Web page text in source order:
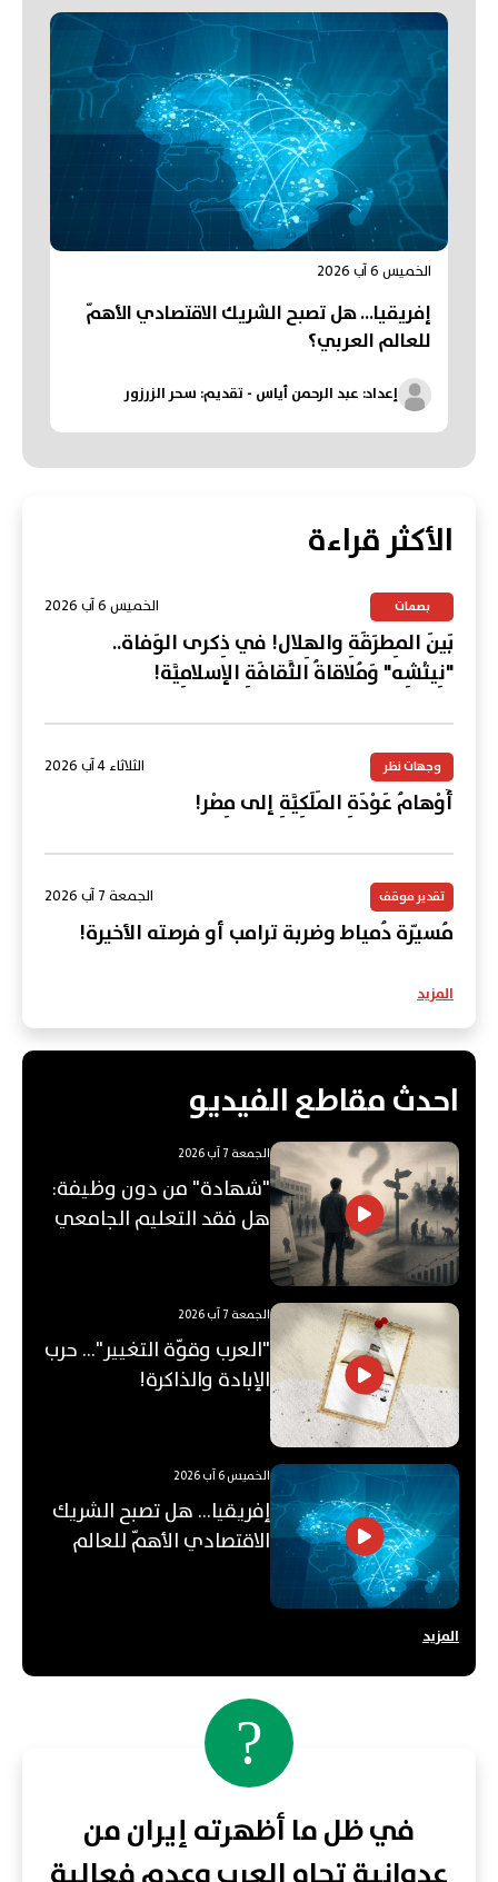
الخميس 6 آب 2026
إفريقيا... هل تصبح الشريك الاقتصادي الأهمّ
للعالم العربي؟
إعداد: عبد الرحمن أياس - تقديم: سحر الزرزور
الأكثر قراءة
بصمات الخميس 6 آب 2026
بَينَ المِطرَقَةِ والهِلال! في ذِكرى الوَفاة..
"نِيتْشِه" وَمُلاقاةُ الثَّقافَةِ الإسلامِيَّة!
وجهات نظر الثلاثاء 4 آب 2026
أَوْهامُ عَوْدَةِ المَلَكِيَّةِ إلى مِصْر!
تقدير موقف الجمعة 7 آب 2026
مُسيّرة دُمياط وضربة ترامب أو فرصته الأخيرة!
المزيد
احدث مقاطع الفيديو
الجمعة 7 آب 2026
"شهادة" من دون وظيفة:
هل فقد التعليم الجامعي
الجمعة 7 آب 2026
"العرب وقوّة التغيير"... حرب
الإبادة والذاكرة!
الخميس 6 آب 2026
إفريقيا... هل تصبح الشريك
الاقتصادي الأهمّ للعالم
المزيد
?
في ظل ما أظهرته إيران من